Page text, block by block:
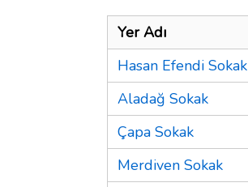
Yer Adı
Hasan Efendi Sokak
Aladağ Sokak
Çapa Sokak
Merdiven Sokak